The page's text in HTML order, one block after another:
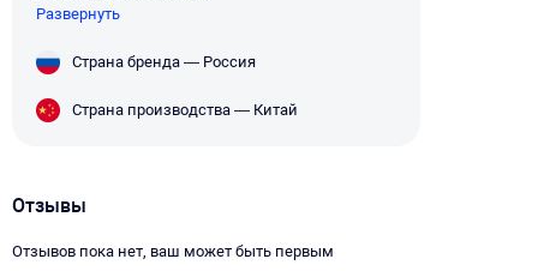
Развернуть
Страна бренда — Россия
Страна производства — Китай
Отзывы
Отзывов пока нет, ваш может быть первым